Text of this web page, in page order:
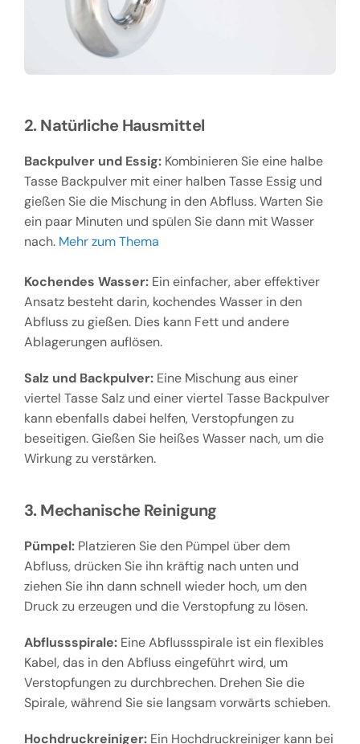
2. Natürliche Hausmittel
Backpulver und Essig:Kombinieren Sie eine halbe
Tasse Backpulver mit einer halben Tasse Essig und
gießen Sie die Mischung in den Abfluss. Warten Sie
ein paar Minuten und spülen Sie dann mit Wasser
nach. Mehr zum Thema
Kochendes Wasser:Ein einfacher, aber effektiver
Ansatz besteht darin, kochendes Wasser in den
Abfluss zu gießen. Dies kann Fett und andere
Ablagerungen auflösen.
Salz und Backpulver:Eine Mischung aus einer
viertel Tasse Salz und einer viertel Tasse Backpulver
kann ebenfalls dabei helfen, Verstopfungen zu
beseitigen. Gießen Sie heißes Wasser nach, um die
Wirkung zu verstärken.
3. Mechanische Reinigung
Pümpel:Platzieren Sie den Pümpel über dem
Abfluss, drücken Sie ihn kräftig nach unten und
ziehen Sie ihn dann schnell wieder hoch, um den
Druck zu erzeugen und die Verstopfung zu lösen.
Abflussspirale:Eine Abflussspirale ist ein flexibles
Kabel, das in den Abfluss eingeführt wird, um
Verstopfungen zu durchbrechen. Drehen Sie die
Spirale, während Sie sie langsam vorwärts schieben.
Hochdruckreiniger:Ein Hochdruckreiniger kann bei